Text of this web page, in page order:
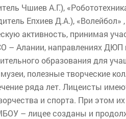
Чшиев А.Г.),
Епхиев Д.А.),
активность, принимая
Алании, направлениях ДЮП
образования для
полезные творческие
ряда лет. Лицеисты
и спорта. При этом
– лицее созданы и